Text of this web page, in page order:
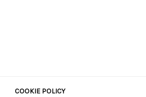
COOKIE POLICY